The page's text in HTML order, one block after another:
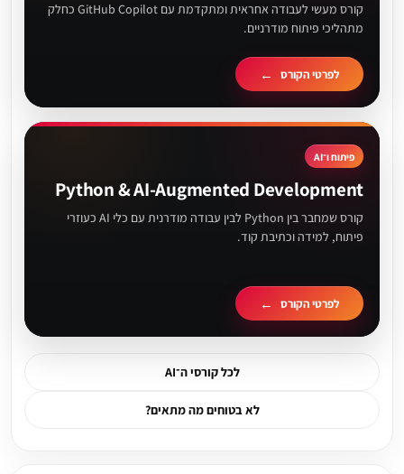
קורס מעשי לעבודה אחראית ומתקדמת עם GitHub Copilot כחלק
מתהליכי פיתוח מודרניים.
לפרטי הקורס
פיתוח ו־AI
Python & AI-Augmented Development
קורס שמחבר בין Python לבין עבודה מודרנית עם כלי AI כעוזרי
פיתוח, למידה וכתיבת קוד.
לפרטי הקורס
לכל קורסי ה־AI
לא בטוחים מה מתאים?